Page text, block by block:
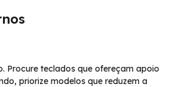
Procure teclados que ofereçam apoio
priorize modelos que reduzem a